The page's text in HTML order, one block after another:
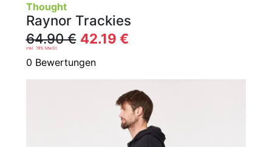
Thought
Raynor Trackies
64.90 € 42.19 €
inkl. 19% MwSt.
0 Bewertungen